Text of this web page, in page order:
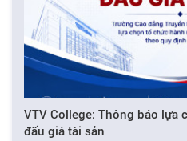
VTV College: Thông báo lựa
đấu giá tài sản